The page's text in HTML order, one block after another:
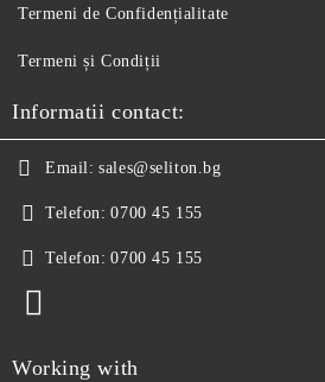
Termeni de Confidențialitate
Termeni și Condiții
Informatii contact:
Email: sales@seliton.bg
Telefon: 0700 45 155
Telefon: 0700 45 155
Working with